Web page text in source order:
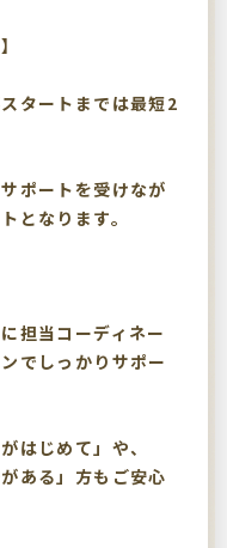
タートまでは最短2
ポートを受けなが
となります。
担当コーディネー
でしっかりサポー
はじめて」や、
ある」方もご安心